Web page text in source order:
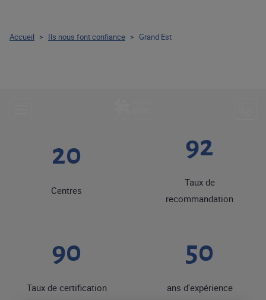
20
Centres
92
Taux de
recommandation
90
Taux de certification
50
ans d'expérience
Accueil > Ils nous font confiance > Grand Est